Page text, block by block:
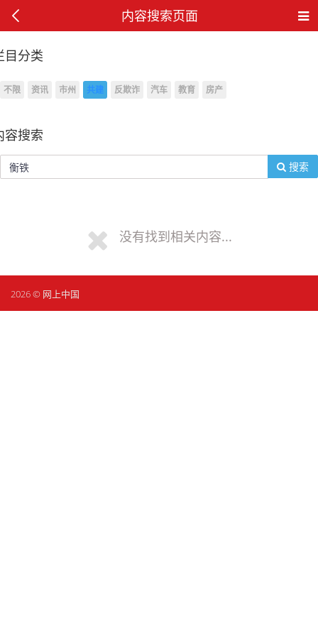
内容搜索页面
目分类
不限 资讯 市州 共建 反欺诈 汽车 教育 房产
容搜索
搜索
没有找到相关内容...
2026 © 网上中国